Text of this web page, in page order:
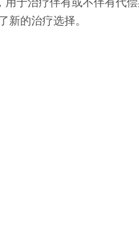
于治疗伴有或不伴有代
新的治疗选择。